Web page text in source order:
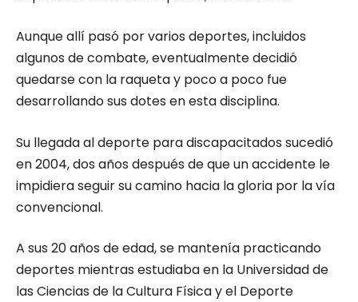
Aunque allí pasó por varios deportes, incluidos
algunos de combate, eventualmente decidió
quedarse con la raqueta y poco a poco fue
desarrollando sus dotes en esta disciplina.
Su llegada al deporte para discapacitados sucedió
en 2004, dos años después de que un accidente le
impidiera seguir su camino hacia la gloria por la vía
convencional.
A sus 20 años de edad, se mantenía practicando
deportes mientras estudiaba en la Universidad de
las Ciencias de la Cultura Física y el Deporte